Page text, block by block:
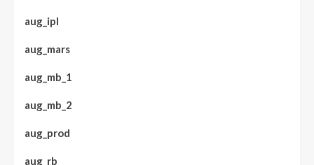
aug_ipl
aug_mars
aug_mb_1
aug_mb_2
aug_prod
aug_rb